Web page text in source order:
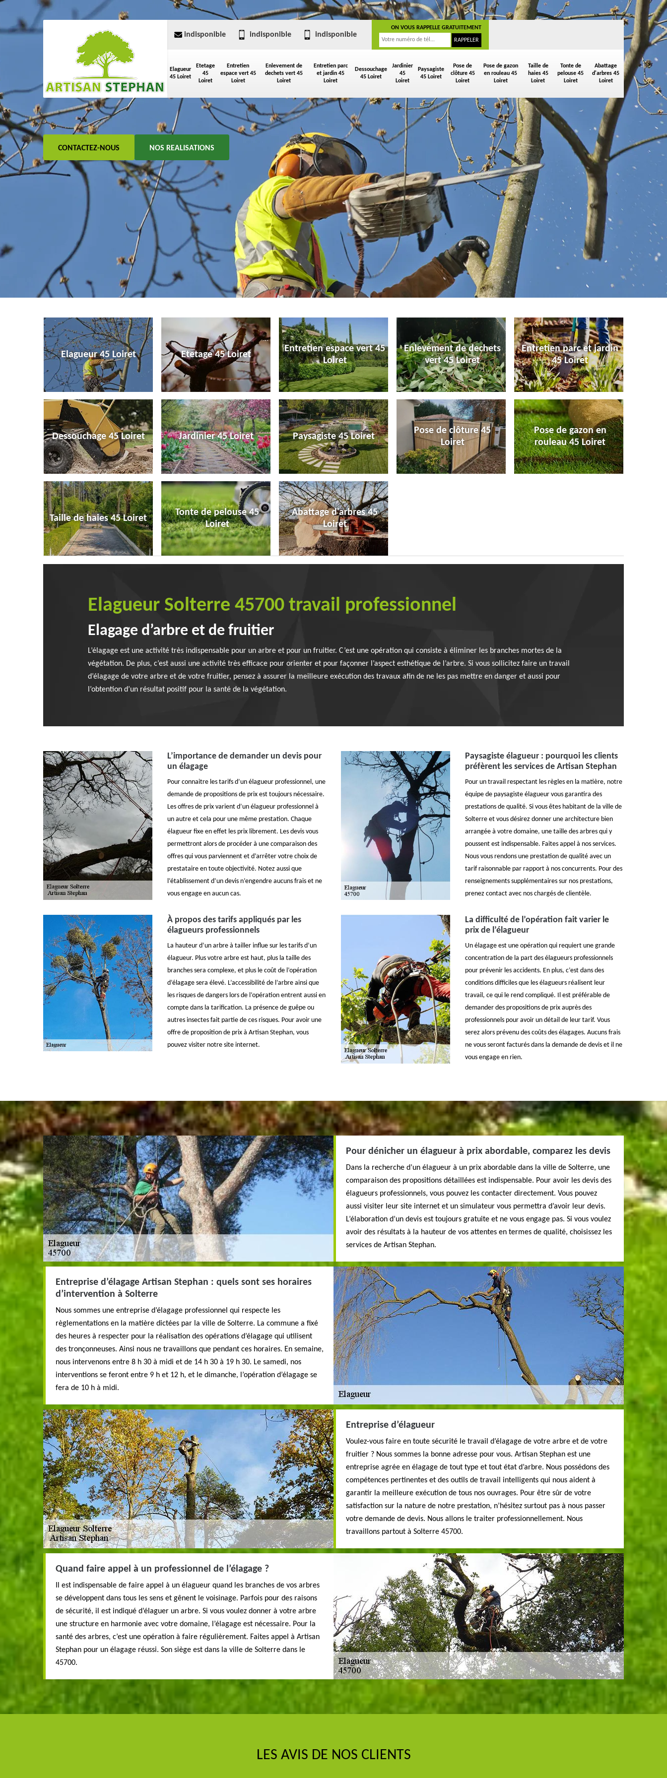
Elagueur
45 Loiret
Etetage
45
Loiret
Entretien
espace vert 45
Loiret
Enlevement de
dechets vert 45
Loiret
Entretien parc
et jardin 45
Loiret
Dessouchage
45 Loiret
Jardinier
45
Loiret
Paysagiste
45 Loiret
Pose de
clôture 45
Loiret
Pose de gazon
en rouleau 45
Loiret
Taille de
haies 45
Loiret
Tonte de
pelouse 45
Loiret
Abattage
d'arbres 45
Loiret
indisponible indisponible indisponible
ON VOUS RAPPELLE GRATUITEMENT
CONTACTEZ-NOUS NOS REALISATIONS
Elagueur 45 Loiret Etetage 45 Loiret
Entretien espace vert 45
Loiret
Enlevement de dechets
vert 45 Loiret
Entretien parc et jardin
45 Loiret
Dessouchage 45 Loiret Jardinier 45 Loiret Paysagiste 45 Loiret
Pose de clôture 45
Loiret
Pose de gazon en
rouleau 45 Loiret
Taille de haies 45 Loiret
Tonte de pelouse 45
Loiret
Abattage d'arbres 45
Loiret
Elagueur Solterre 45700 travail professionnel
Elagage d’arbre et de fruitier
L’élagage est une activité très indispensable pour un arbre et pour un fruitier. C’est une opération qui consiste à éliminer les branches mortes de la
végétation. De plus, c’est aussi une activité très efficace pour orienter et pour façonner l’aspect esthétique de l’arbre. Si vous sollicitez faire un travail
d’élagage de votre arbre et de votre fruitier, pensez à assurer la meilleure exécution des travaux afin de ne les pas mettre en danger et aussi pour
l’obtention d’un résultat positif pour la santé de la végétation.
L’importance de demander un devis pour
un élagage
Pour connaitre les tarifs d’un élagueur professionnel, une
demande de propositions de prix est toujours nécessaire.
Les offres de prix varient d’un élagueur professionnel à
un autre et cela pour une même prestation. Chaque
élagueur fixe en effet les prix librement. Les devis vous
permettront alors de procéder à une comparaison des
offres qui vous parviennent et d’arrêter votre choix de
prestataire en toute objectivité. Notez aussi que
l’établissement d’un devis n’engendre aucuns frais et ne
vous engage en aucun cas.
Paysagiste élagueur : pourquoi les clients
préfèrent les services de Artisan Stephan
Pour un travail respectant les règles en la matière, notre
équipe de paysagiste élagueur vous garantira des
prestations de qualité. Si vous êtes habitant de la ville de
Solterre et vous désirez donner une architecture bien
arrangée à votre domaine, une taille des arbres qui y
poussent est indispensable. Faites appel à nos services.
Nous vous rendons une prestation de qualité avec un
tarif raisonnable par rapport à nos concurrents. Pour des
renseignements supplémentaires sur nos prestations,
prenez contact avec nos chargés de clientèle.
À propos des tarifs appliqués par les
élagueurs professionnels
La hauteur d’un arbre à tailler influe sur les tarifs d’un
élagueur. Plus votre arbre est haut, plus la taille des
branches sera complexe, et plus le coût de l’opération
d’élagage sera élevé. L’accessibilité de l’arbre ainsi que
les risques de dangers lors de l’opération entrent aussi en
compte dans la tarification. La présence de guêpe ou
autres insectes fait partie de ces risques. Pour avoir une
offre de proposition de prix à Artisan Stephan, vous
pouvez visiter notre site internet.
La difficulté de l’opération fait varier le
prix de l’élagueur
Un élagage est une opération qui requiert une grande
concentration de la part des élagueurs professionnels
pour prévenir les accidents. En plus, c’est dans des
conditions difficiles que les élagueurs réalisent leur
travail, ce qui le rend compliqué. Il est préférable de
demander des propositions de prix auprès des
professionnels pour avoir un détail de leur tarif. Vous
serez alors prévenu des coûts des élagages. Aucuns frais
ne vous seront facturés dans la demande de devis et il ne
vous engage en rien.
Pour dénicher un élagueur à prix abordable, comparez les devis
Dans la recherche d’un élagueur à un prix abordable dans la ville de Solterre, une
comparaison des propositions détaillées est indispensable. Pour avoir les devis des
élagueurs professionnels, vous pouvez les contacter directement. Vous pouvez
aussi visiter leur site internet et un simulateur vous permettra d’avoir leur devis.
L’élaboration d’un devis est toujours gratuite et ne vous engage pas. Si vous voulez
avoir des résultats à la hauteur de vos attentes en termes de qualité, choisissez les
services de Artisan Stephan.
Entreprise d’élagage Artisan Stephan : quels sont ses horaires
d’intervention à Solterre
Nous sommes une entreprise d’élagage professionnel qui respecte les
règlementations en la matière dictées par la ville de Solterre. La commune a fixé
des heures à respecter pour la réalisation des opérations d’élagage qui utilisent
des tronçonneuses. Ainsi nous ne travaillons que pendant ces horaires. En semaine,
nous intervenons entre 8 h 30 à midi et de 14 h 30 à 19 h 30. Le samedi, nos
interventions se feront entre 9 h et 12 h, et le dimanche, l’opération d’élagage se
fera de 10 h à midi.
Entreprise d’élagueur
Voulez-vous faire en toute sécurité le travail d’élagage de votre arbre et de votre
fruitier ? Nous sommes la bonne adresse pour vous. Artisan Stephan est une
entreprise agrée en élagage de tout type et tout état d’arbre. Nous possédons des
compétences pertinentes et des outils de travail intelligents qui nous aident à
garantir la meilleure exécution de tous nos ouvrages. Pour être sûr de votre
satisfaction sur la nature de notre prestation, n’hésitez surtout pas à nous passer
votre demande de devis. Nous allons le traiter professionnellement. Nous
travaillons partout à Solterre 45700.
Quand faire appel à un professionnel de l’élagage ?
Il est indispensable de faire appel à un élagueur quand les branches de vos arbres
se développent dans tous les sens et gênent le voisinage. Parfois pour des raisons
de sécurité, il est indiqué d’élaguer un arbre. Si vous voulez donner à votre arbre
une structure en harmonie avec votre domaine, l’élagage est nécessaire. Pour la
santé des arbres, c’est une opération à faire régulièrement. Faites appel à Artisan
Stephan pour un élagage réussi. Son siège est dans la ville de Solterre dans le
45700.
LES AVIS DE NOS CLIENTS